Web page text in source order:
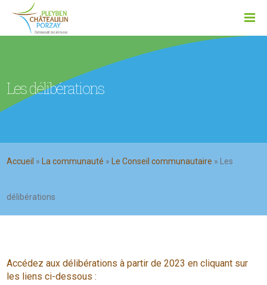
Les délibérations
Accueil » La communauté » Le Conseil communautaire » Les
délibérations
Accédez aux délibérations à partir de 2023 en cliquant sur
les liens ci-dessous :